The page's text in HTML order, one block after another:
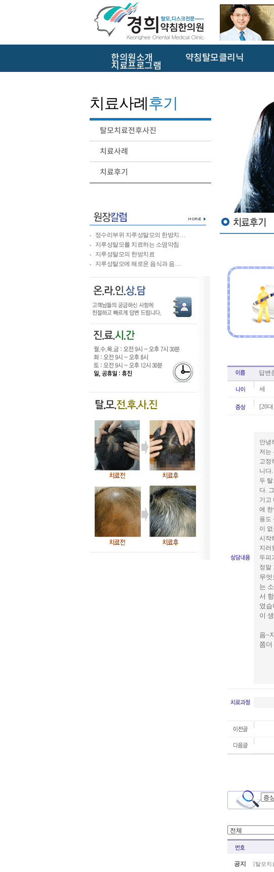
한의원소개 약침탈모클리닉
치료프로그램
치료사례후기
탈모치료전후사진
치료사례
치료후기
정수리부위 지루성탈모의 한방치…
지루성탈모를 치료하는 소염약침
지루성탈모의 한방치료
지루성탈모에 해로운 음식과 음…
답변
세
[20
안녕
저는
고정
니다
두
다.
기고
에
용도
이
시작
지러
두피
정말
무
는
서
였
이
음~
쫌
공지 [탈모치